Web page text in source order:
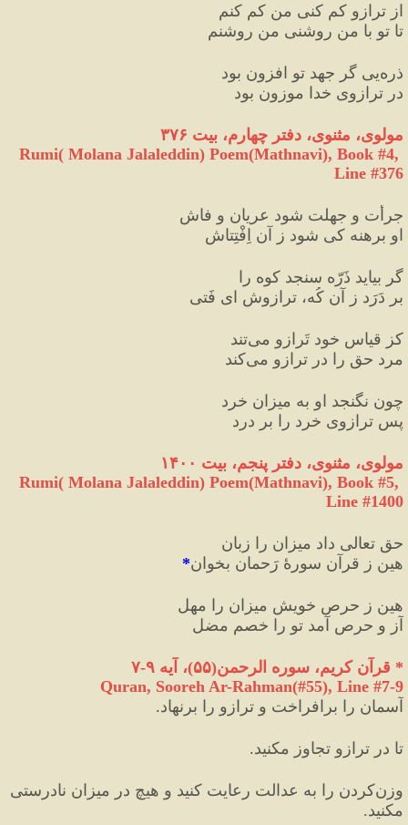
از ترازو کم کنی من کم کنم
تا تو با من روشنی من روشنم
ذرهیی گر جهد تو افزون بود
در ترازوی خدا موزون بود
مولوی، مثنوی، دفتر چهارم، بیت ۳۷۶
Rumi( Molana Jalaleddin) Poem(Mathnavi), Book #4,
Line #376
جرأت و جهلت شود عریان و فاش
او برهنه کی شود ز آن اِفْتِتاش
گر بیاید ذَرّه سنجد کوه را
بر دَرَد ز آن کُه، ترازوش ای فَتی
کز قیاسِِ خود تَرازو میتند
مرد حق را در ترازو میکند
چون نگنجد او به میزان خرد
پس ترازوی خرد را بر درد
مولوی، مثنوی، دفتر پنجم، بیت ۱۴۰۰
Rumi( Molana Jalaleddin) Poem(Mathnavi), Book #5,
Line #1400
حق تعالی داد میزان را زبان
هین ز قرآن سورهٔ رَحمان بخوان*
هین ز حرص خویش میزان را مهل
آز و حرص آمد تو را خصم مضل
* قرآن کریم، سوره الرحمن(۵۵)، آیه ۹ -۷
Quran, Sooreh Ar-Rahman(#55), Line #7-9
آسمان را برافراخت و ترازو را برنهاد.
تا در ترازو تجاوز مكنيد.
وزن
مکنید.